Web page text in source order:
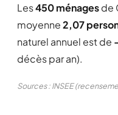
Les450 ménagesde
moyenne2,07
naturel annuel est de
décès par an).
Sources : INSEE